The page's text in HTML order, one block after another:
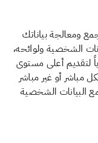
ومعالجة بياناتك
الشخصية ولوائحه،
لتقديم أعلى مستوى
مباشر أو غير مباشر
الشخصية